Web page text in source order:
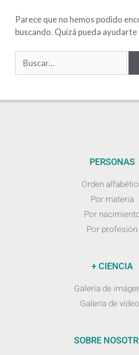
Parece que no hemos podido
buscando. Quizá pueda ayudarte
PERSONAS
Orden
Por materia
Por
Por profesión
+ CIENCIA
Galería de
Galería de
SOBRE